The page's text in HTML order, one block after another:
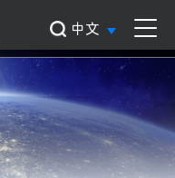
中文